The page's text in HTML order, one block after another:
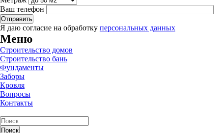
Ваш телефон
Я даю согласие на обработку персональных данных
Меню
Строительство домов
Строительство бань
Фундаменты
Заборы
Кровля
Вопросы
Контакты